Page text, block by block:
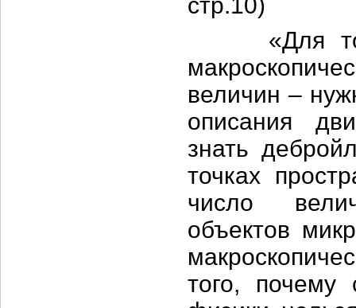
«Для того
величин –
описания
знать
точках
число
объектов
того, почему